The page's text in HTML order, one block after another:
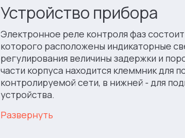
Устройство прибора
Электронное реле контроля фаз
которого расположены индикаторные
регулирования величины задержки и
части корпуса находится клеммник для
контролируемой сети, в нижней - для
устройства.
Развернуть